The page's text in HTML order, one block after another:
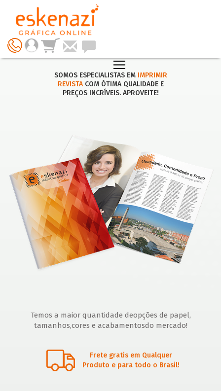
SOMOS ESPECIALISTAS EM IMPRIMIR
REVISTACOM ÓTIMA QUALIDADE E
PREÇOS INCRÍVEIS. APROVEITE!
Temos a maior quantidade deopções de papel,
tamanhos,cores e acabamentosdo mercado!
Frete gratis em Qualquer
Produto e para todo o Brasil!